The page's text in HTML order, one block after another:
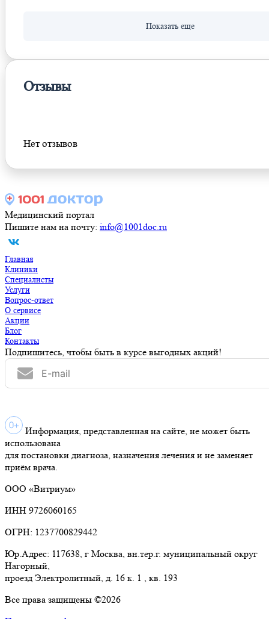
Отзывы
Нет отзывов
Медицинский портал
Пишите нам на почту: info@1001doc.ru
Главная
Клиники
Специалисты
Услуги
Вопрос-ответ
О сервисе
Акции
Блог
Контакты
Подпишитесь, чтобы быть в курсе выгодных акций!
Информация, представленная на сайте, не может быть
использована
для постановки диагноза, назначения лечения и не заменяет
приём врача.
ООО «Витриум»
ИНН 9726060165
ОГРН: 1237700829442
Юр.Адрес: 117638, г Москва, вн.тер.г. муниципальный округ
Нагорный,
проезд Электролитный, д. 16 к. 1 , кв. 193
Все права защищены ©2026